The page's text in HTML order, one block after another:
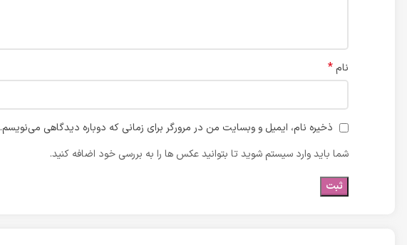
نام *
ذخیره نام، ایمیل و وبسایت من در مرورگر برای زمانی که دوباره دیدگاهی می‌نویسم.
شما باید وارد سیستم شوید تا بتوانید عکس ها را به بررسی خود اضافه کنید.